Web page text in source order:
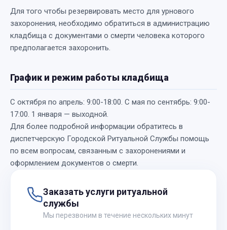
Для того чтобы резервировать место для урнового
захоронения, необходимо обратиться в администрацию
кладбища с документами о смерти человека которого
предполагается захоронить.
График и режим работы кладбища
С октября по апрель: 9:00-18:00. С мая по сентябрь: 9:00-
17:00. 1 января — выходной.
Для более подробной информации обратитесь в
диспетчерскую Городской Ритуальной Службы помощь
по всем вопросам, связанным с захоронениями и
оформлением документов о смерти.
Заказать услуги ритуальной
службы
Мы перезвоним в течение нескольких минут